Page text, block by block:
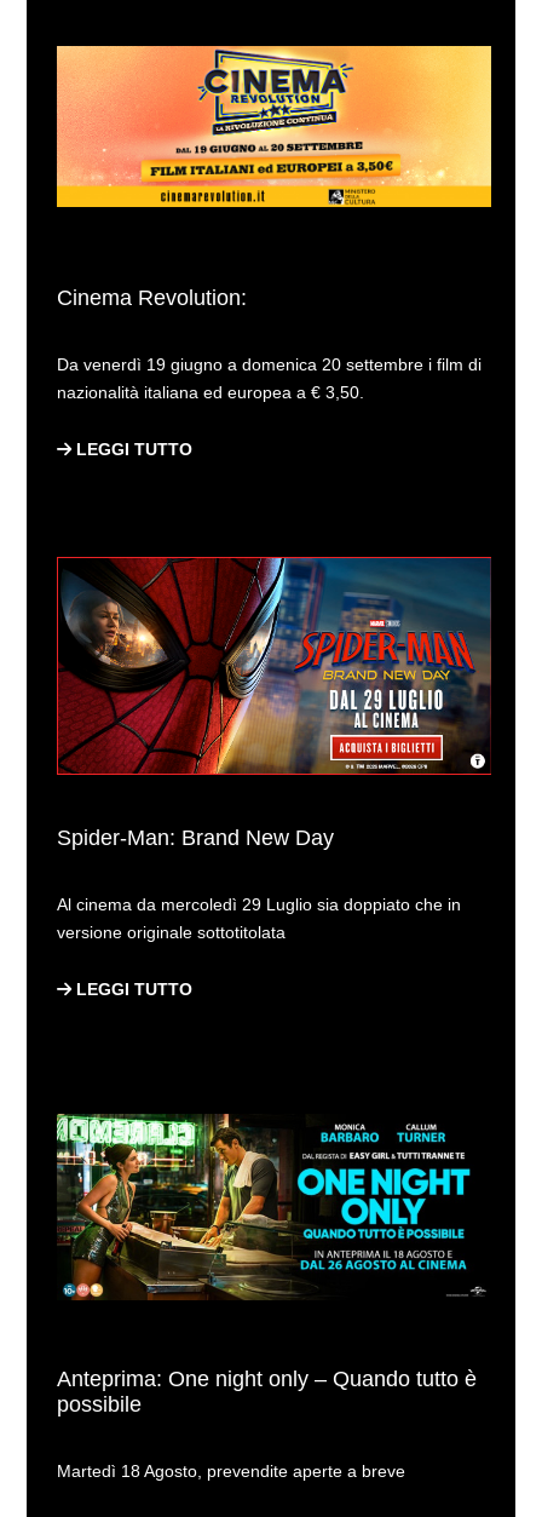
Cinema Revolution:
Da venerdì 19 giugno a domenica 20 settembre i film di
nazionalità italiana ed europea a € 3,50.
LEGGI TUTTO
Spider-Man: Brand New Day
Al cinema da mercoledì 29 Luglio sia doppiato che in
versione originale sottotitolata
LEGGI TUTTO
Anteprima: One night only – Quando tutto è
possibile
Martedì 18 Agosto, prevendite aperte a breve